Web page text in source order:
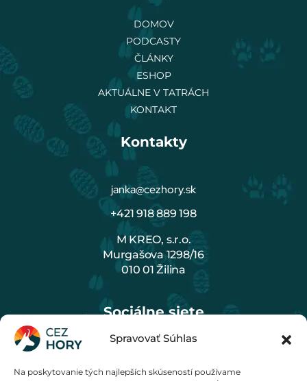
Spravovať Súhlas
Na poskytovanie tých najlepších skúseností používame
DOMOV
PODCASTY
ČLÁNKY
ESHOP
AKTUÁLNE V TATRÁCH
KONTAKT
Kontakty
janka@cezhory.sk
+421 918 889 198
M KREO, s.r.o.
Murgašova 1298/16
010 01 Žilina
Sociálne siete